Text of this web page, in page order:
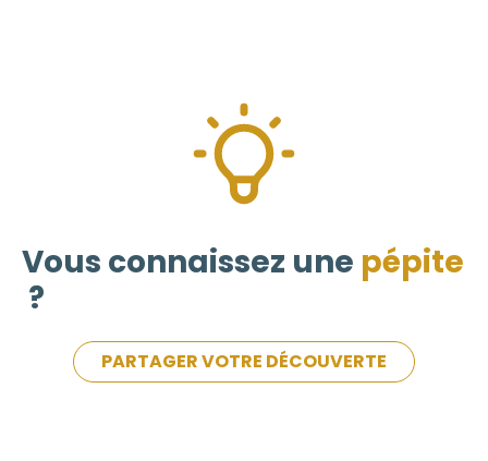
Vous connaissez une pépite
?
PARTAGER VOTRE DÉCOUVERTE